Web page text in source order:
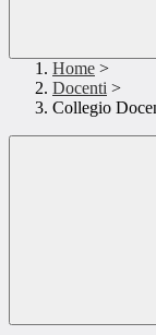
Home >
Docenti >
Collegio